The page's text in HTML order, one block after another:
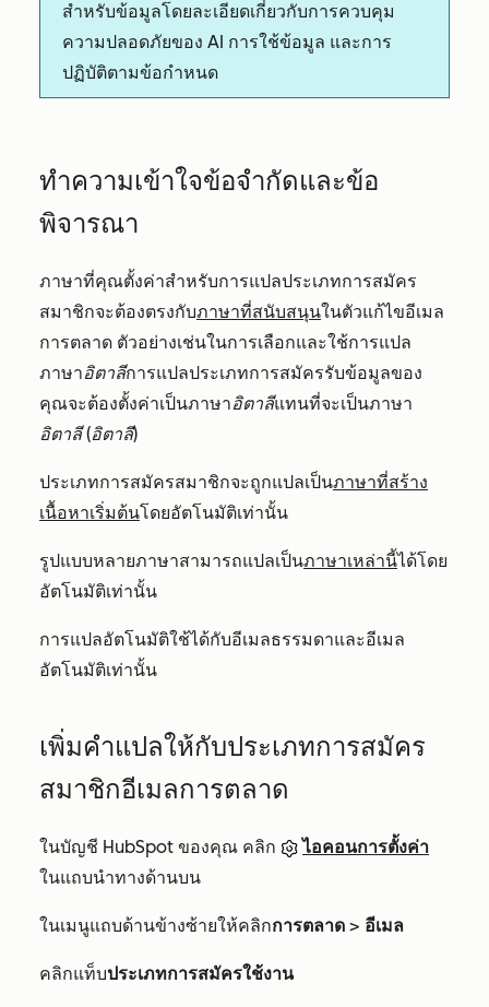
สำหรับข้อมูลโดยละเอียดเกี่ยวกับการควบคุม
ความปลอดภัยของ AI การใช้ข้อมูล และการ
ปฏิบัติตามข้อกำหนด
ทำความเข้าใจข้อจำกัดและข้อ
พิจารณา
ภาษาที่คุณตั้งค่าสำหรับการแปลประเภทการสมัคร
สมาชิกจะต้องตรงกับภาษาที่สนับสนุนในตัวแก้ไขอีเมล
การตลาด ตัวอย่างเช่นในการเลือกและใช้การแปล
ภาษาอิตาลีการแปลประเภทการสมัครรับข้อมูลของ
คุณจะต้องตั้งค่าเป็นภาษาอิตาลีแทนที่จะเป็นภาษา
อิตาลี (อิตาลี)
ประเภทการสมัครสมาชิกจะถูกแปลเป็นภาษาที่สร้าง
เนื้อหาเริ่มต้นโดยอัตโนมัติเท่านั้น
รูปแบบหลายภาษาสามารถแปลเป็นภาษาเหล่านี้ได้โดย
อัตโนมัติเท่านั้น
การแปลอัตโนมัติใช้ได้กับอีเมลธรรมดาและอีเมล
อัตโนมัติเท่านั้น
เพิ่มคำแปลให้กับประเภทการสมัคร
สมาชิกอีเมลการตลาด
ในบัญชี HubSpot ของคุณ คลิก
ไอคอนการตั้งค่า
ในแถบนำทางด้านบน
ในเมนูแถบด้านข้างซ้ายให้คลิกการตลาด > อีเมล
คลิกแท็บประเภทการสมัครใช้งาน